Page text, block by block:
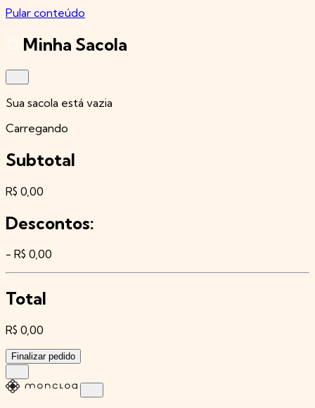
Pular conteúdo
Minha Sacola
Sua sacola está vazia
Carregando
Subtotal
R$ 0,00
Descontos:
- R$ 0,00
Total
R$ 0,00
Finalizar pedido